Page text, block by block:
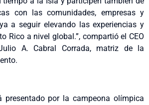
con las comunidades, empresas y
a seguir elevando las experiencias y
Rico a nivel global.”, compartió el CEO
A. Cabral Corrada, matriz de la
presentado por la campeona olímpica